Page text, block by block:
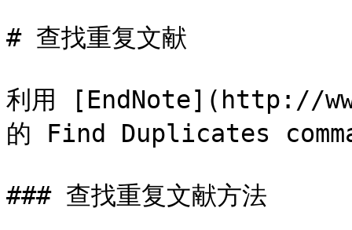
# 查找重复文献
利用 [EndNote](http://
的 Find Duplicates
### 查找重复文献方法